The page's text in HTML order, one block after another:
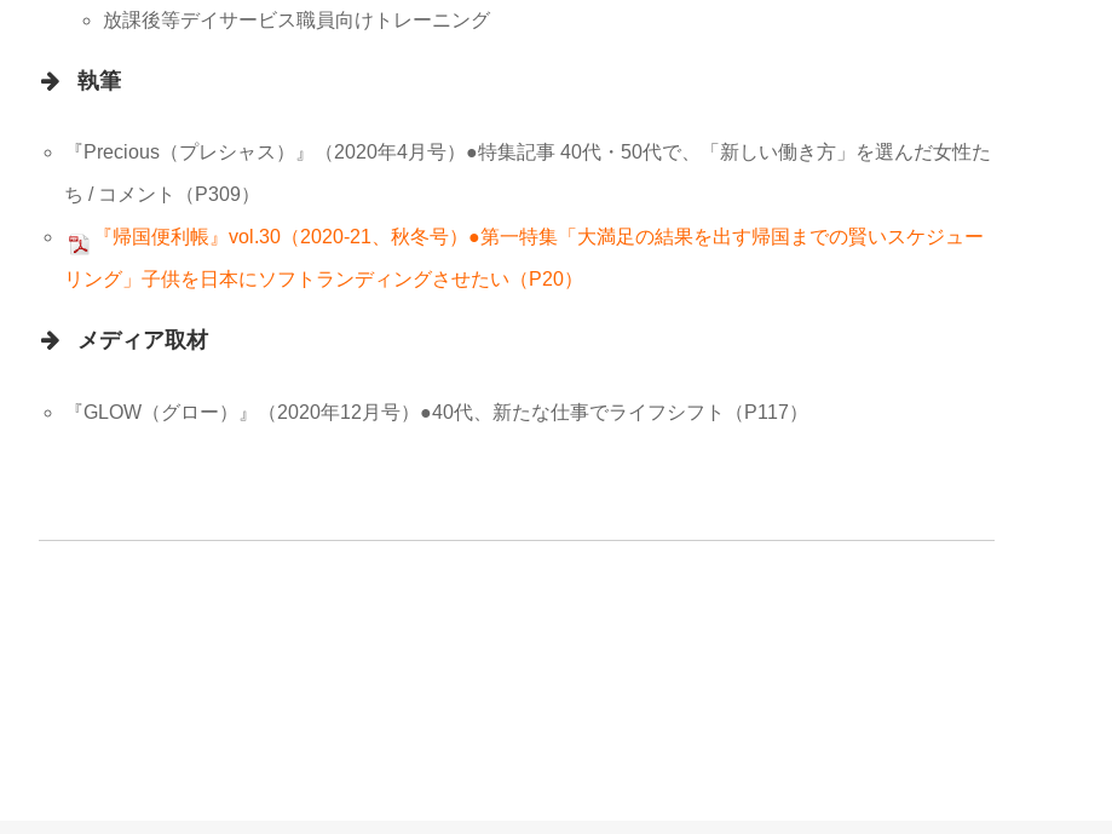
放課後等デイサービス職員向けトレーニング
執筆
『Precious（プレシャス）』（2020年4月号）●特集記事 40代・50代で、「新しい働き方」を選んだ女性た
ち / コメント（P309）
『帰国便利帳』vol.30（2020-21、秋冬号）●第一特集「大満足の結果を出す帰国までの賢いスケジュー
リング」子供を日本にソフトランディングさせたい（P20）
メディア取材
『GLOW（グロー）』（2020年12月号）●40代、新たな仕事でライフシフト（P117）